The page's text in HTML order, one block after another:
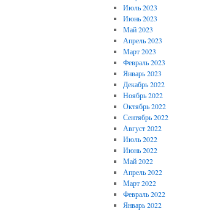
Июль 2023
Июнь 2023
Май 2023
Апрель 2023
Март 2023
Февраль 2023
Январь 2023
Декабрь 2022
Ноябрь 2022
Октябрь 2022
Сентябрь 2022
Август 2022
Июль 2022
Июнь 2022
Май 2022
Апрель 2022
Март 2022
Февраль 2022
Январь 2022